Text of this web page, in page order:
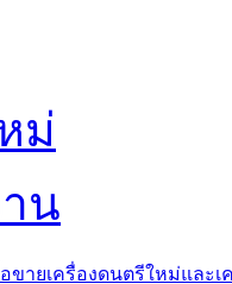
ม่
น